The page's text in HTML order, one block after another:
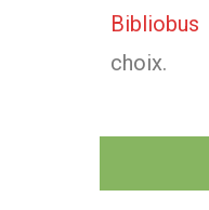
Bibliobus
choix.